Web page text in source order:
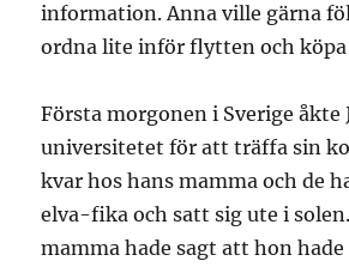
information. Anna ville gärna
ordna lite inför flytten och köpa
Första morgonen i Sverige åkte
universitetet för att träffa sin
kvar hos hans mamma och de
elva-fika och satt sig ute i
mamma hade sagt att hon